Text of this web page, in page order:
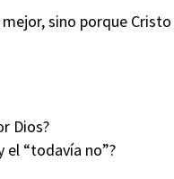
sino porque Cristo
Dios?
el “todavía no”?